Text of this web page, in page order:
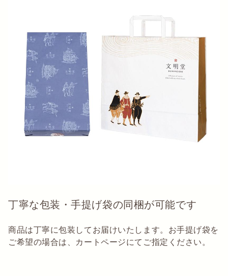
丁寧な包装・手提げ袋の同梱が可能です
商品は丁寧に包装してお届けいたします。お手提げ袋を
ご希望の場合は、カートページにてご指定ください。